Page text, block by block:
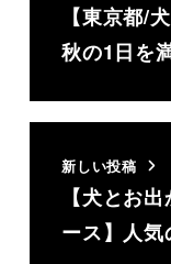
【東京都/
秋の1日を
新しい投稿
【犬とお
ース】人